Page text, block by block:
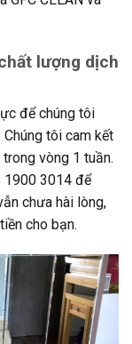
lượng dịch
để chúng tôi
tôi cam kết
vòng 1 tuần.
1900 3014 để
chưa hài lòng,
cho bạn.